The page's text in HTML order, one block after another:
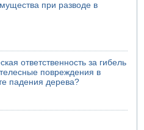
при разводе в
ответственность за гибель
повреждения в
падения дерева?